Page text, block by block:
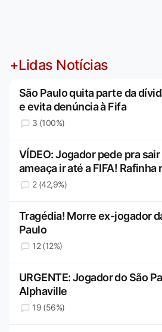
+Lidas Notícias
São Paulo quita parte da
e evita denúncia à Fifa
3 (100%)
VÍDEO: Jogador pede pra
ameaça ir até a FIFA!
2 (42,9%)
Tragédia! Morre ex-jogador
Paulo
12 (12%)
URGENTE: Jogador do São
Alphaville
19 (56%)